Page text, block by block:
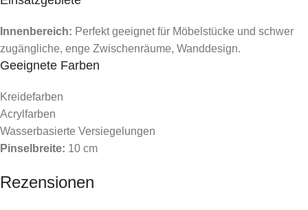
Innenbereich: Perfekt geeignet für Möbelstücke und schwer
zugängliche, enge Zwischenräume, Wanddesign.
Geeignete Farben
Kreidefarben
Acrylfarben
Wasserbasierte Versiegelungen
Pinselbreite: 10 cm
Rezensionen